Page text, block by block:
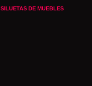
SILUETAS DE MUEBLES